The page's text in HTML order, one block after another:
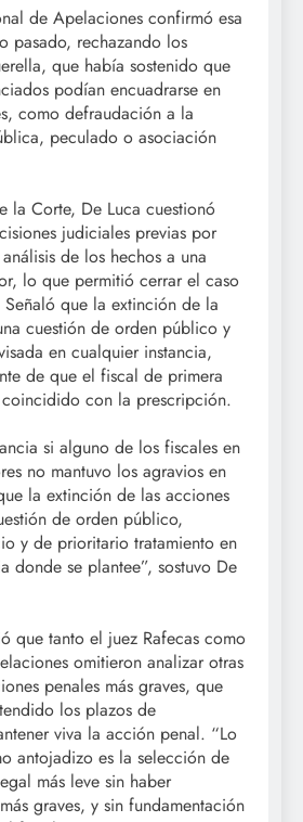
de Apelaciones confirmó esa
pasado, rechazando los
que había sostenido que
podían encuadrarse en
como defraudación a la
peculado o asociación
la Corte, De Luca cuestionó
judiciales previas por
de los hechos a una
lo que permitió cerrar el caso
que la extinción de la
cuestión de orden público y
en cualquier instancia,
de que el fiscal de primera
con la prescripción.
si alguno de los fiscales en
no mantuvo los agravios en
la extinción de las acciones
de orden público,
y de prioritario tratamiento en
donde se plantee”, sostuvo De
que tanto el juez Rafecas como
omitieron analizar otras
penales más graves, que
los plazos de
viva la acción penal. “Lo
antojadizo es la selección de
más leve sin haber
graves, y sin fundamentación